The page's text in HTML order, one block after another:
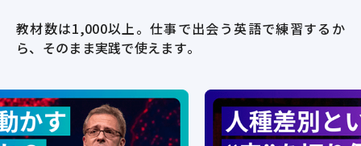
教材数は1,000以上。仕事で出会う英語で練習するか
ら、そのまま実践で使えます。